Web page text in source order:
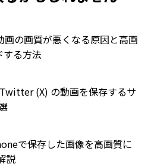
の画質が悪くなる原因と高画
る方法
Twitter (X) の動画を保存するサ
で保存した画像を高画質に
説